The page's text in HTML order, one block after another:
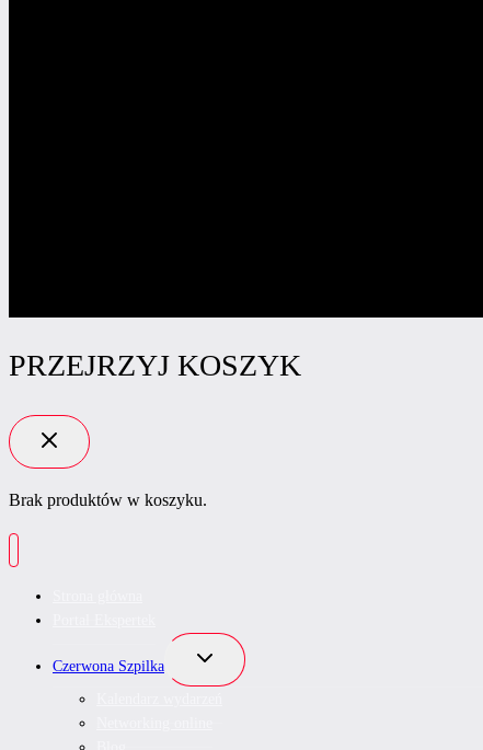
PRZEJRZYJ KOSZYK
Brak produktów w koszyku.
Czerwona Szpilka
Przełącz
podrzędne